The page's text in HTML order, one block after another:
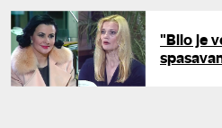
"Bilo je